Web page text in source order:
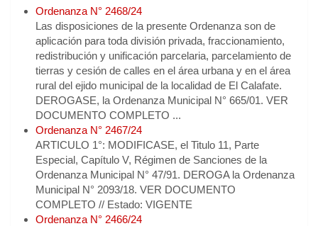
Ordenanza N° 2468/24
Las disposiciones de la presente Ordenanza son de
aplicación para toda división privada, fraccionamiento,
redistribución y unificación parcelaria, parcelamiento de
tierras y cesión de calles en el área urbana y en el área
rural del ejido municipal de la localidad de El Calafate.
DEROGASE, la Ordenanza Municipal N° 665/01. VER
DOCUMENTO COMPLETO ...
Ordenanza N° 2467/24
ARTICULO 1°: MODIFICASE, el Titulo 11, Parte
Especial, Capítulo V, Régimen de Sanciones de la
Ordenanza Municipal N° 47/91. DEROGA la Ordenanza
Municipal N° 2093/18. VER DOCUMENTO
COMPLETO // Estado: VIGENTE
Ordenanza N° 2466/24